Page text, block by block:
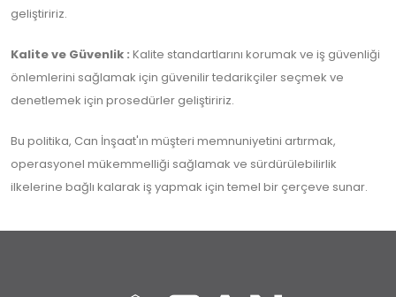
geliştiririz.
Kalite ve Güvenlik : Kalite standartlarını korumak ve iş güvenliği
önlemlerini sağlamak için güvenilir tedarikçiler seçmek ve
denetlemek için prosedürler geliştiririz.
Bu politika, Can İnşaat'ın müşteri memnuniyetini artırmak,
operasyonel mükemmelliği sağlamak ve sürdürülebilirlik
ilkelerine bağlı kalarak iş yapmak için temel bir çerçeve sunar.